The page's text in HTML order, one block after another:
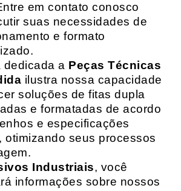
em contato conosco
suas necessidades de
e formato
dedicada a Peças Técnicas
ilustra nossa capacidade
soluções de fitas dupla
e formatadas de acordo
e especificações
otimizando seus processos
Industriais, você
informações sobre nossos